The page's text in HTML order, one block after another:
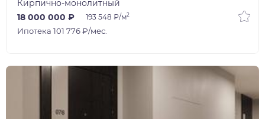
Кирпично-монолитный
18 000 000 ₽
193 548 ₽/м2
Ипотека 101 776 ₽/мес.